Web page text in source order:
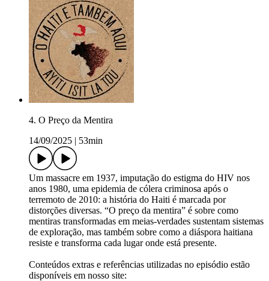
4. O Preço da Mentira
14/09/2025 | 53min
Um massacre em 1937, imputação do estigma do HIV nos
anos 1980, uma epidemia de cólera criminosa após o
terremoto de 2010: a história do Haiti é marcada por
distorções diversas. “O preço da mentira” é sobre como
mentiras transformadas em meias-verdades sustentam sistemas
de exploração, mas também sobre como a diáspora haitiana
resiste e transforma cada lugar onde está presente.
Conteúdos extras e referências utilizadas no episódio estão
disponíveis em nosso site: